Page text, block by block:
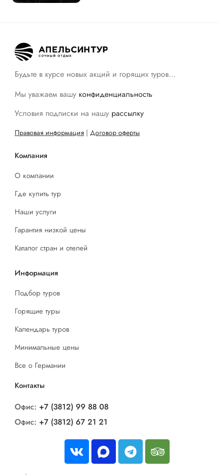
Будьте в курсе новых акций и горящих туров…
Мы уважаем вашу конфиденциальность
Условия подписки на нашу рассылку
Правовая информация | Договор оферты
Компания
О компании
Где купить тур
Наши услуги
Гарантия низкой цены
Каталог стран и отелей
Информация
Подбор туров
Горящие туры
Календарь туров
Минимальные цены
Все о Германии
Контакты
Офис: +7 (3812) 99 88 08
Офис: +7 (3812) 67 21 21